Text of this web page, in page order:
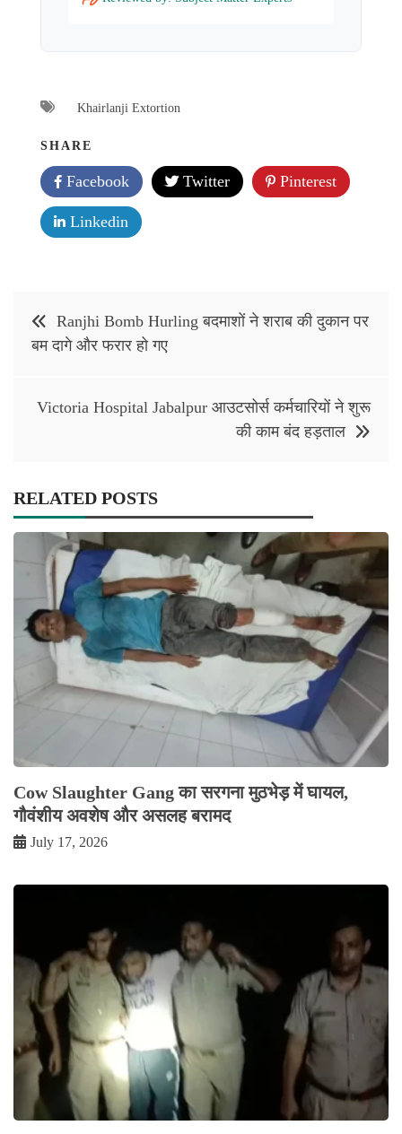
Khairlanji Extortion
SHARE
Facebook Twitter Pinterest
Linkedin
navigation
Ranjhi Bomb Hurling बदमाशों ने शराब की दुकान पर
बम दागे और फरार हो गए
Victoria Hospital Jabalpur आउटसोर्स कर्मचारियों ने शुरू
की काम बंद हड़ताल
RELATED POSTS
Cow Slaughter Gang का सरगना मुठभेड़ में घायल,
गौवंशीय अवशेष और असलह बरामद
July 17, 2026